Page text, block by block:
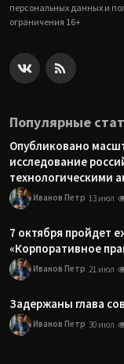
персональных данных и
ограничения 16+
Популярные
Опубликовано
исследование
технологическими
Иванов Петр 13 июл
7 октября пройдет
«Корпоративное
Иванов Петр 21 июл
Задержаны глава
Иванов Петр 30 июл